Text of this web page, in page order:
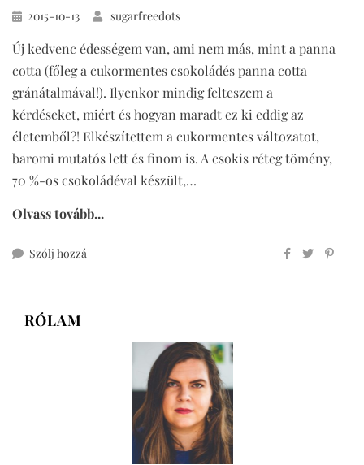
Közzétéve
2015-10-13 sugarfreedots
Új kedvenc édességem van, ami nem más, mint a panna
cotta (főleg a cukormentes csokoládés panna cotta
gránátalmával!). Ilyenkor mindig felteszem a
kérdéseket, miért és hogyan maradt ez ki eddig az
életemből?! Elkészítettem a cukormentes változatot,
baromi mutatós lett és finom is. A csokis réteg tömény,
70 %-os csokoládéval készült,…
Olvass tovább...
Szólj hozzá
gránátalmával
RÓLAM